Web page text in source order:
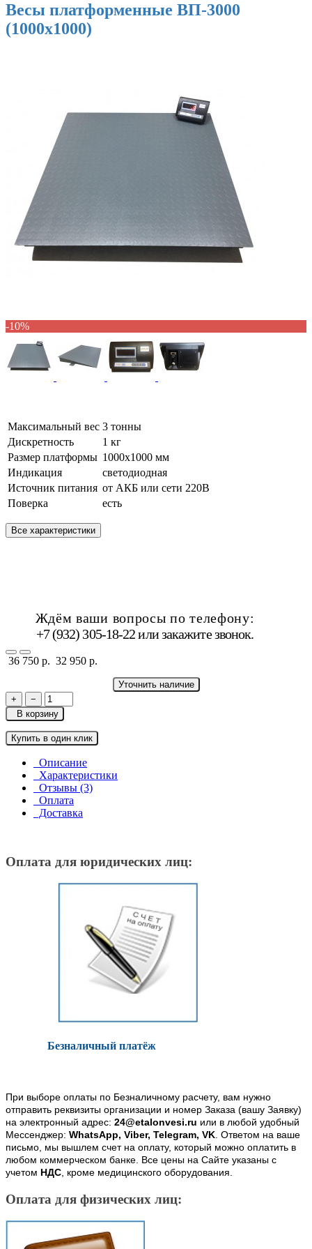
Весы платформенные ВП-3000
(1000х1000)
-10%
Максимальный вес 3 тонны
Дискретность
1 кг
Размер платформы 1000х1000 мм
Индикация
светодиодная
Источник питания от АКБ или сети 220В
Поверка
есть
Все характеристики
Ждём ваши вопросы по телефону:
+7 (932) 305-18-22 илизакажите звонок.
36 750 р. 32 950 р.
Уточнить наличие
+
−
В корзину
Купить в один клик
Описание
Характеристики
Отзывы (3)
Оплата
Доставка
Оплата для юридических лиц:
Безналичный платёж
При выборе оплаты по Безналичному расчету, вам нужно
отправить реквизиты организации и номер Заказа (вашу Заявку)
на электронный адрес: 24@etalonvesi.ru или в любой удобный
Мессенджер: WhatsApp, Viber, Telegram, VK. Ответом на ваше
письмо, мы вышлем счет на оплату, который можно оплатить в
любом коммерческом банке. Все цены на Сайте указаны с
учетом НДС, кроме медицинского оборудования.
Оплата для физических лиц: